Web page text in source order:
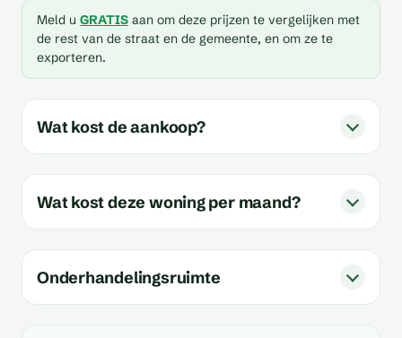
Meld u GRATIS aan om deze prijzen te vergelijken met
de rest van de straat en de gemeente, en om ze te
exporteren.
Wat kost de aankoop?
Wat kost deze woning per maand?
Onderhandelingsruimte